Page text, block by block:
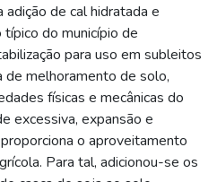
de cal hidratada e
do município de
para uso em subleitos
de melhoramento de solo,
físicas e mecânicas do
excessiva, expansão e
o aproveitamento
Para tal, adicionou-se os